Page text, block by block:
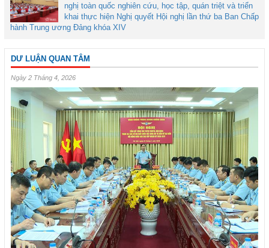
nghị toàn quốc nghiên cứu, học tập, quán triệt và triển
khai thực hiện Nghị quyết Hội nghị lần thứ ba Ban Chấp
hành Trung ương Đảng khóa XIV
DƯ LUẬN QUAN TÂM
Ngày 2 Tháng 4, 2026